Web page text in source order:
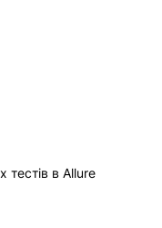
тестів в Allure